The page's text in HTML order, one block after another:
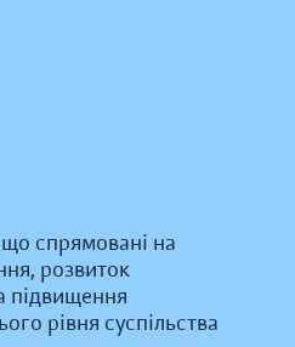
що спрямовані на
розвиток
підвищення
рівня суспільства